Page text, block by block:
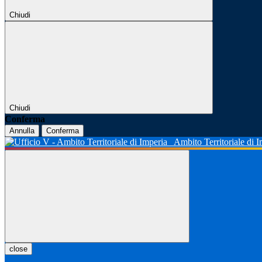
Chiudi
Chiudi
Conferma
Annulla Conferma
Ambito Territoriale di
close